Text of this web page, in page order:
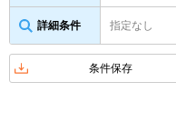
詳細条件 指定なし
条件保存